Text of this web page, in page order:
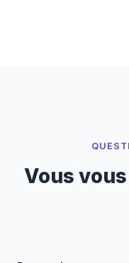
Vous